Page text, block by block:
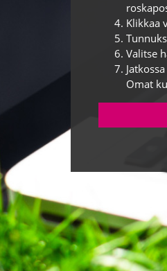
Klikkaa
Valitse
Omat